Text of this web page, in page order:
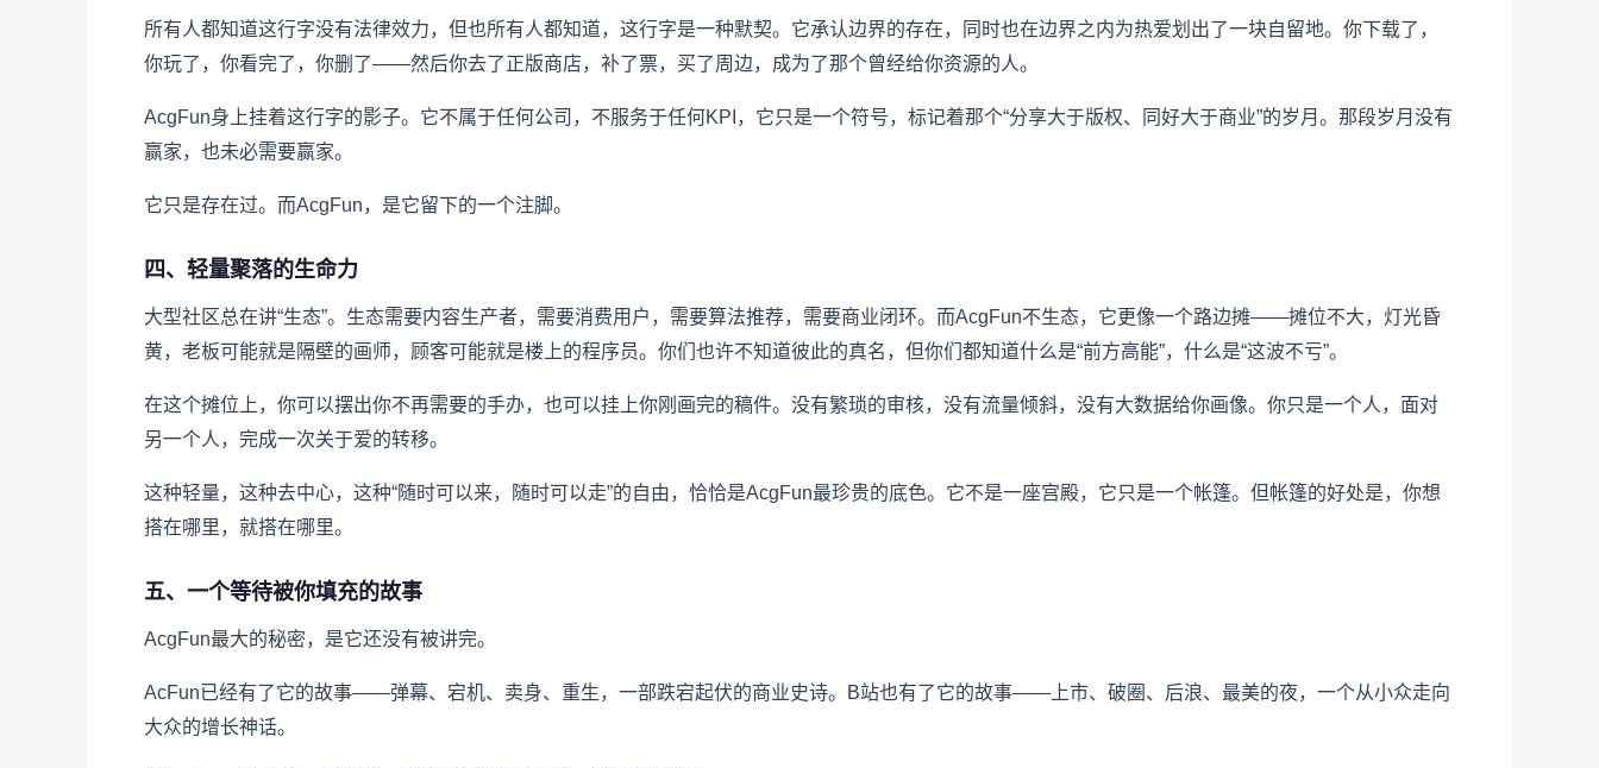
所有人都知道这行字没有法律效力，但也所有人都知道，这行字是一种默契。它承认边界的存在，同时也在边界之内为热爱划出了一块自留地。你下载了，
你玩了，你看完了，你删了——然后你去了正版商店，补了票，买了周边，成为了那个曾经给你资源的人。
AcgFun身上挂着这行字的影子。它不属于任何公司，不服务于任何KPI，它只是一个符号，标记着那个“分享大于版权、同好大于商业”的岁月。那段岁月没有
赢家，也未必需要赢家。
它只是存在过。而AcgFun，是它留下的一个注脚。
四、轻量聚落的生命力
大型社区总在讲“生态”。生态需要内容生产者，需要消费用户，需要算法推荐，需要商业闭环。而AcgFun不生态，它更像一个路边摊——摊位不大，灯光昏
黄，老板可能就是隔壁的画师，顾客可能就是楼上的程序员。你们也许不知道彼此的真名，但你们都知道什么是“前方高能”，什么是“这波不亏”。
在这个摊位上，你可以摆出你不再需要的手办，也可以挂上你刚画完的稿件。没有繁琐的审核，没有流量倾斜，没有大数据给你画像。你只是一个人，面对
另一个人，完成一次关于爱的转移。
这种轻量，这种去中心，这种“随时可以来，随时可以走”的自由，恰恰是AcgFun最珍贵的底色。它不是一座宫殿，它只是一个帐篷。但帐篷的好处是，你想
搭在哪里，就搭在哪里。
五、一个等待被你填充的故事
AcgFun最大的秘密，是它还没有被讲完。
AcFun已经有了它的故事——弹幕、宕机、卖身、重生，一部跌宕起伏的商业史诗。B站也有了它的故事——上市、破圈、后浪、最美的夜，一个从小众走向
大众的增长神话。